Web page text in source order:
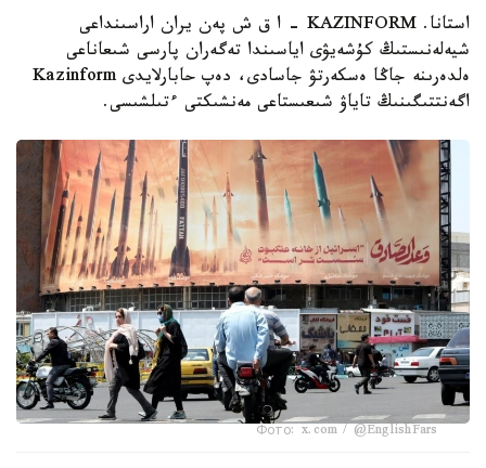
استانا. KAZINFORM - ا ق ش پەن يران اراسىنداعى
شيەلەنىستىڭ كۇشەيۋى اياسىندا تەگەران پارسى شىعاناعى
ەلدەرىنە جاڭا ەسكەرتۋ جاسادى، دەپ حابارلايدى Kazinform
اگەنتتىگىنىڭ تاياۋ شىعىستاعى مەنشىكتى ءتىلشىسى.
Фото: x.com / @EnglishFars